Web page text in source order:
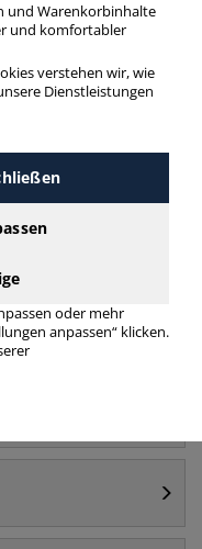
offen klar-
und Warenkorbinhalte
und komfortabler
verstehen wir, wie
Dienstleistungen
oder mehr
anpassen“ klicken.